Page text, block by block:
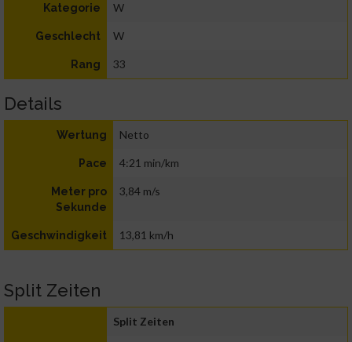
Kategorie W
Geschlecht W
Rang 33
Details
Wertung Netto
Pace 4:21 min/km
Meter pro
Sekunde
3,84 m/s
Geschwindigkeit 13,81 km/h
Split Zeiten
Split Zeiten